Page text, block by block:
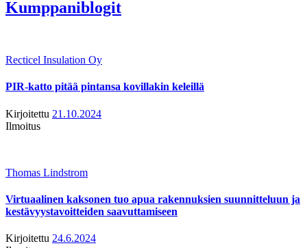
Kumppaniblogit
Recticel Insulation Oy
PIR-katto pitää pintansa kovillakin keleillä
Kirjoitettu 21.10.2024
Ilmoitus
Thomas Lindstrom
Virtuaalinen kaksonen tuo apua rakennuksien suunnitteluun ja
kestävyystavoitteiden saavuttamiseen
Kirjoitettu 24.6.2024